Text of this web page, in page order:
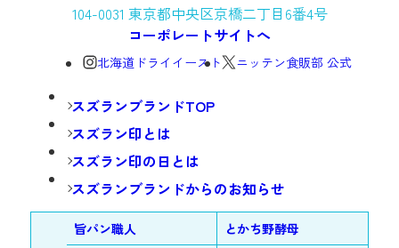
104-0031 東京都中央区京橋二丁目6番4号
コーポレートサイトへ
北海道ドライイースト ニッテン食販部 公式
スズランブランドTOP
スズラン印とは
スズラン印の日とは
スズランブランドからのお知らせ
旨パン職人 とかち野酵母